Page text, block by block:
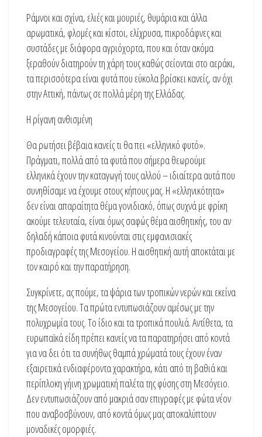
Ράμνοι και σχίνα, ελιές και μουριές, θυμάρια και άλλα
αρωματικά, φλομές και κίστοι, ελίχρυσα, πικροδάφνες και
συστάδες με διάφορα αγριόχορτα, που και όταν ακόμα
ξεραθούν διατηρούν τη χάρη τους καθώς σείονται στο αεράκι,
τα περισσότερα είναι φυτά που εύκολα βρίσκει κανείς, αν όχι
στην Αττική, πάντως σε πολλά μέρη της Ελλάδας.
Η ρίγανη ανθισμένη
Θα ρωτήσει βέβαια κανείς τι θα πει «ελληνικό φυτό».
Πράγματι, πολλά από τα φυτά που σήμερα θεωρούμε
ελληνικά έχουν την καταγωγή τους αλλού – ιδιαίτερα αυτά που
συνηθίσαμε να έχουμε στους κήπους μας. Η «ελληνικότητα»
δεν είναι απαραίτητα θέμα γονιδιακό, όπως συχνά με φρίκη
ακούμε τελευταία, είναι όμως σαφώς θέμα αισθητικής, του αν
δηλαδή κάποια φυτά κινούνται στις εμφανισιακές
προδιαγραφές της Μεσογείου. Η αισθητική αυτή αποκτάται με
τον καιρό και την παρατήρηση.
Συγκρίνετε, ας πούμε, τα ψάρια των τροπικών νερών και εκείνα
της Μεσογείου. Τα πρώτα εντυπωσιάζουν αμέσως με την
πολυχρωμία τους. Το ίδιο και τα τροπικά πουλιά. Αντίθετα, τα
ευρωπαϊκά είδη πρέπει κανείς να τα παρατηρήσει από κοντά
για να δει ότι τα συνήθως θαμπά χρώματά τους έχουν έναν
εξαιρετικά ενδιαφέροντα χαρακτήρα, κάτι από τη βαθιά και
περίπλοκη γήινη χρωματική παλέτα της φύσης στη Μεσόγειο.
Δεν εντυπωσιάζουν από μακριά σαν επιγραφές με φώτα νέον
που αναβοσβύνουν, από κοντά όμως μας αποκαλύπτουν
μοναδικές ομορφιές.